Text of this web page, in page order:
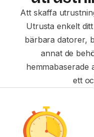
Att skaffa
Utrusta enkelt
bärbara datorer,
annat de
hemmabaserade
ett